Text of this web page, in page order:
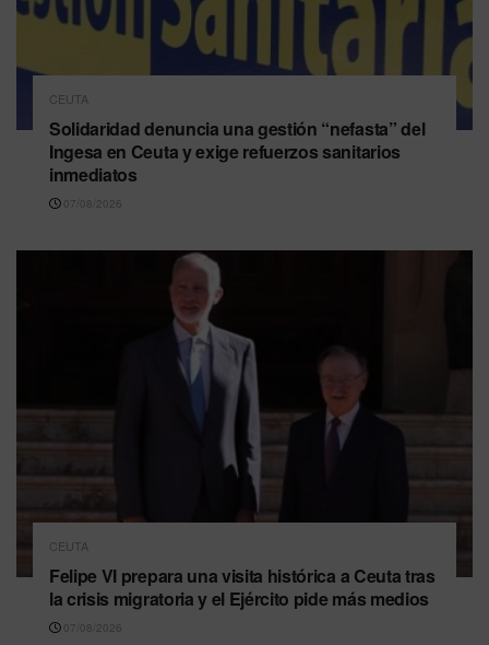
CEUTA
Solidaridad denuncia una gestión “nefasta” del
Ingesa en Ceuta y exige refuerzos sanitarios
inmediatos
07/08/2026
CEUTA
Felipe VI prepara una visita histórica a Ceuta tras
la crisis migratoria y el Ejército pide más medios
07/08/2026